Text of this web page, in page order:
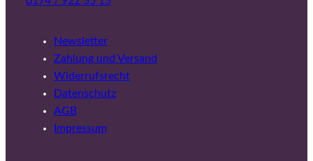
Newsletter
Zahlung und Versand
Widerrufsrecht
Datenschutz
AGB
Impressum